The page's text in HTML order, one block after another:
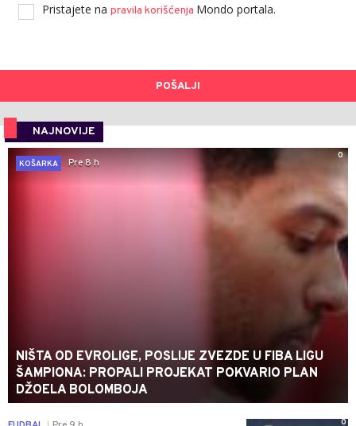
Pristajete na pravila korišćenja Mondo portala.
POŠALJI
NAJNOVIJE
0
KOŠARKA
Pre 8 h
NIŠTA OD EVROLIGE, POSLIJE ZVEZDE U FIBA LIGU
ŠAMPIONA: PROPALI PROJEKAT POKVARIO PLAN
DŽOELA BOLOMBOJA
0